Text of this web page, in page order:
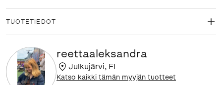
TUOTETIEDOT
reettaaleksandra
Julkujärvi, FI
Katso kaikki tämän myyjän tuotteet